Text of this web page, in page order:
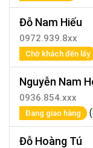
Đỗ Nam Hiếu
0972.939.8xx
Chờ khách đến lấy
Nguyễn Nam
0936.854.xxx
Đang giao hàng
Đỗ Hoàng Tú